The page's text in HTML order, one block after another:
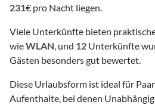
231€ pro Nacht liegen.
Viele Unterkünfte bieten
wieWLAN, und 12 Unterkünfte
Gästen besonders gut bewertet.
Diese Urlaubsform ist ideal für
Aufenthalte, bei denen